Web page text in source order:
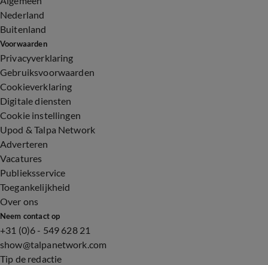
Nederland
Buitenland
Voorwaarden
Privacyverklaring
Gebruiksvoorwaarden
Cookieverklaring
Digitale diensten
Cookie instellingen
Upod & Talpa Network
Adverteren
Vacatures
Publieksservice
Toegankelijkheid
Over ons
Neem contact op
+31 (0)6 - 549 628 21
show@talpanetwork.com
Tip de redactie